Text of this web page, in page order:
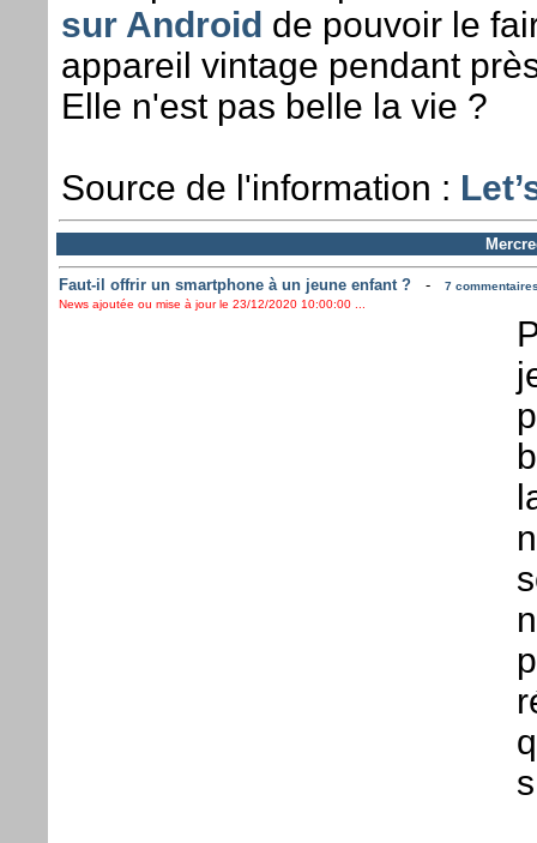
sur Android de pouvoir le
appareil vintage pendant
Elle n'est pas belle la vie ?
Source de l'information :
Faut-il offrir un smartphone à un jeune enfant ?-
7
News ajoutée ou mise à jour le 23/12/2020 10:00:00 ...